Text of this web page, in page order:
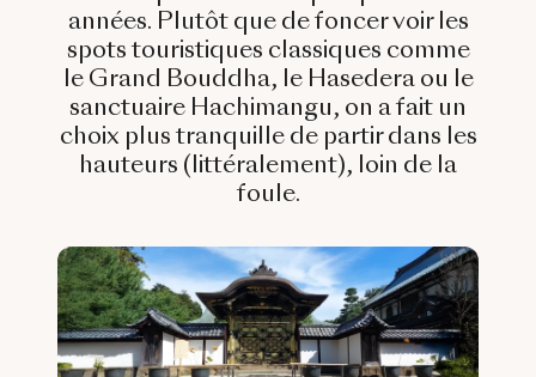
Bali & Indonésie
Cambodge
Vietnam
années. Plutôt que de foncer voir les
spots touristiques classiques comme
le Grand Bouddha, le Hasedera ou le
sanctuaire Hachimangu, on a fait un
choix plus tranquille de partir dans les
hauteurs (littéralement), loin de la
foule.